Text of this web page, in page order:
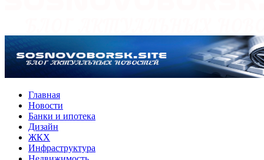
Главная
Новости
Банки и ипотека
Дизайн
ЖКХ
Инфраструктура